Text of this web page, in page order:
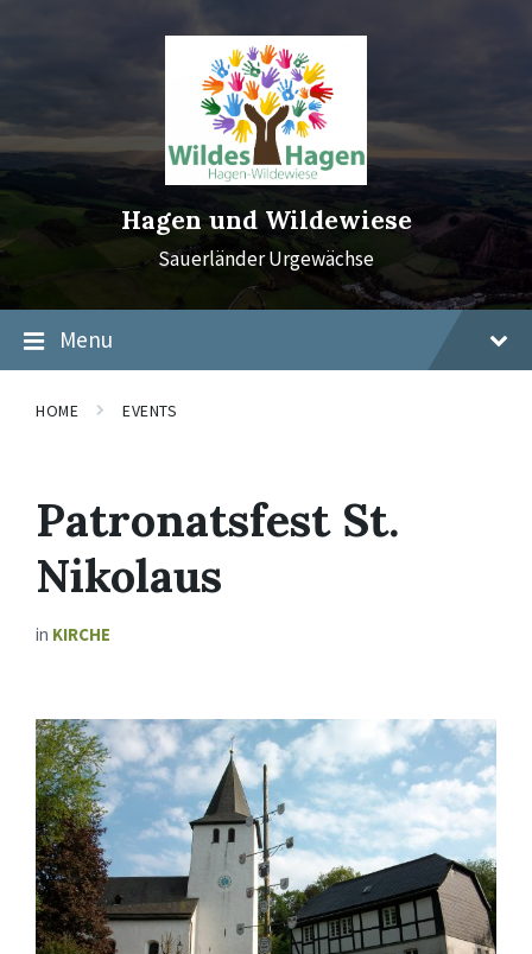
Hagen und Wildewiese
Sauerländer Urgewächse
Menu
HOME EVENTS
Patronatsfest St.
Nikolaus
in KIRCHE